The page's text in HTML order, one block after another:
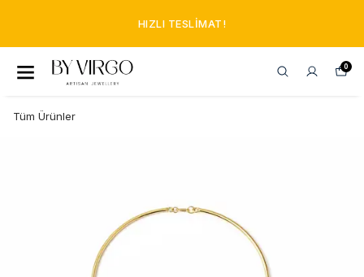
HIZLI TESLIMAT!
0
Tüm Ürünler